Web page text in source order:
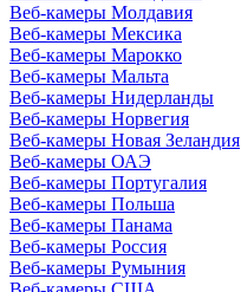
Веб-камеры Молдавия
Веб-камеры Мексика
Веб-камеры Марокко
Веб-камеры Мальта
Веб-камеры Нидерланды
Веб-камеры Норвегия
Веб-камеры Новая Зеландия
Веб-камеры ОАЭ
Веб-камеры Португалия
Веб-камеры Польша
Веб-камеры Панама
Веб-камеры Россия
Веб-камеры Румыния